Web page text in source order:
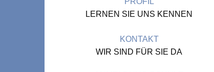
LERNEN SIE UNS KENNEN
KONTAKT
WIR SIND FÜR SIE DA